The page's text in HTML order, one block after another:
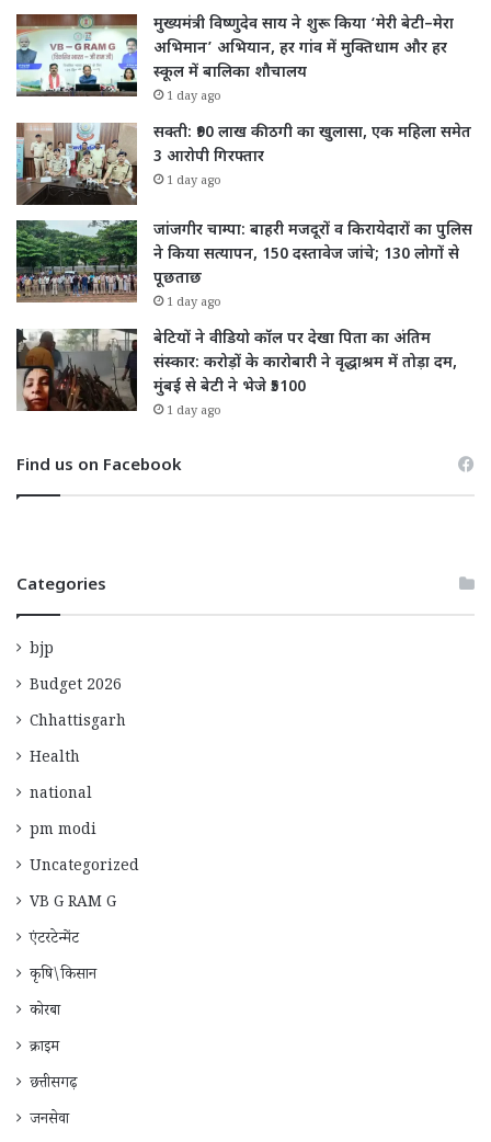
मुख्यमंत्री विष्णुदेव साय ने शुरू किया ‘मेरी बेटी–मेरा
अभिमान’ अभियान, हर गांव में मुक्तिधाम और हर
स्कूल में बालिका शौचालय
1 day ago
सक्ती: ₹90 लाख की ठगी का खुलासा, एक महिला समेत
3 आरोपी गिरफ्तार
1 day ago
जांजगीर चाम्पा: बाहरी मजदूरों व किरायेदारों का पुलिस
ने किया सत्यापन, 150 दस्तावेज जांचे; 130 लोगों से
पूछताछ
1 day ago
बेटियों ने वीडियो कॉल पर देखा पिता का अंतिम
संस्कार: करोड़ों के कारोबारी ने वृद्धाश्रम में तोड़ा दम,
मुंबई से बेटी ने भेजे ₹5100
1 day ago
Find us on Facebook
Categories
bjp
Budget 2026
Chhattisgarh
Health
national
pm modi
Uncategorized
VB G RAM G
एंटरटेन्मेंट
कृषि\किसान
कोरबा
क्राइम
छत्तीसगढ़
जनसेवा